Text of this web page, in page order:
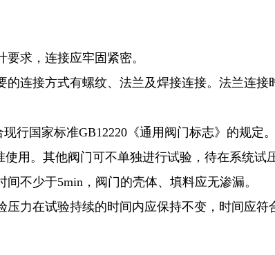
求，连接应牢固紧密。
连接方式有螺纹、法兰及焊接连接。法兰连
行国家标准GB12220《通用阀门标志》的规定
用。其他阀门可不单独进行试验，待在系统试
不少于5min，阀门的壳体、填料应无渗漏。
力在试验持续的时间内应保持不变，时间应